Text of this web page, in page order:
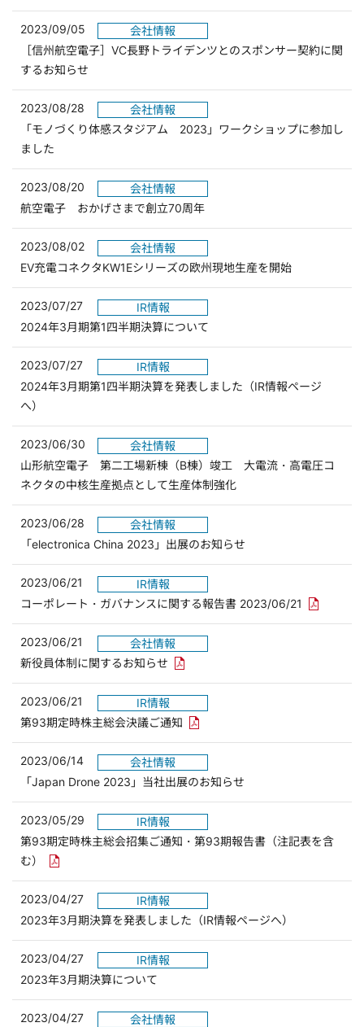
2023/09/05
会社情報
［信州航空電子］VC長野トライデンツとのスポンサー契約に関
するお知らせ
2023/08/28
会社情報
「モノづくり体感スタジアム 2023」ワークショップに参加し
ました
2023/08/20
会社情報
航空電子 おかげさまで創立70周年
2023/08/02
会社情報
EV充電コネクタKW1Eシリーズの欧州現地生産を開始
2023/07/27
IR情報
2024年3月期第1四半期決算について
2023/07/27
IR情報
2024年3月期第1四半期決算を発表しました（IR情報ページ
へ）
2023/06/30
会社情報
山形航空電子 第二工場新棟（B棟）竣工 大電流・高電圧コ
ネクタの中核生産拠点として生産体制強化
2023/06/28
会社情報
「electronica China 2023」出展のお知らせ
2023/06/21
IR情報
コーポレート・ガバナンスに関する報告書 2023/06/21
PDFリン
2023/06/21
会社情報
新役員体制に関するお知らせ PDFリンクを新しいウィンドウで開
2023/06/21
IR情報
第93期定時株主総会決議ご通知 PDFリンクを新しいウィンドウで
2023/06/14
会社情報
「Japan Drone 2023」当社出展のお知らせ
2023/05/29
IR情報
第93期定時株主総会招集ご通知・第93期報告書（注記表を含
む）
PDFリンクを新しいウィンドウで開きます
2023/04/27
IR情報
2023年3月期決算を発表しました（IR情報ページへ）
2023/04/27
IR情報
2023年3月期決算について
2023/04/27
会社情報